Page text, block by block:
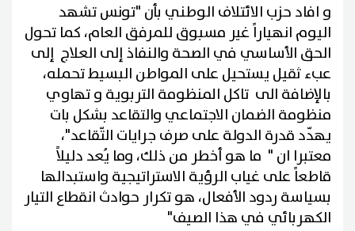
و افاد حزب الائتلاف الوطني بأن "تونس تشهد
اليوم انهياراً غير مسبوق للمرفق العام، كما تحول
الحق الأساسي في الصحة والنفاذ إلى العلاج إلى
عبء ثقيل يستحيل على المواطن البسيط تحمله،
بالإضافة الى تاكل المنظومة التربوية و تهاوي
منظومة الضمان الاجتماعي والتقاعد بشكل بات
يهدّد قدرة الدولة على صرف جرايات التّقاعد"،
معتبرا ان " ما هو أخطر من ذلك، وما يُعد دليلاً
قاطعاً على غياب الرؤية الاستراتيجية واستبدالها
بسياسة ردود الأفعال، هو تكرار حوادث انقطاع التيار
الكهربائي في هذا الصيف"